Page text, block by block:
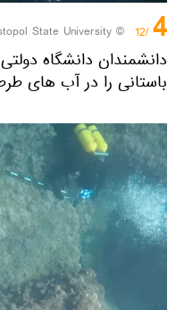
4
/12
© Photo /
State University
دانشمندان دانشگاه
باستانی را در آب های